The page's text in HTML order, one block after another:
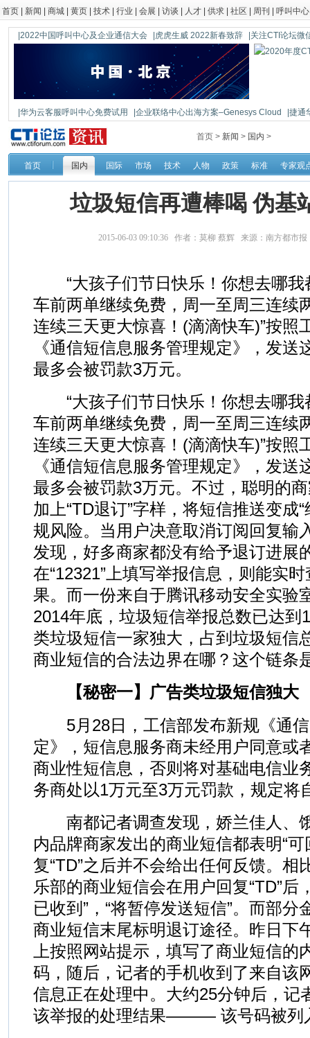
首页 新闻 商城 黄页 技术 行业 会展 访谈 人才 供求 社区 周刊 呼叫中心
|2022中国呼叫中心及企业通信大会 |虎虎生威 2022新春致辞 |关注CTI论坛微
|华为云客服呼叫中心免费试用 |企业联络中心出海方案–Genesys Cloud
|捷通
|鼎信通达新一代语音网关DAG1000-4S
首页 > 新闻 > 国内 >
首页 国内 国际 市场 技术 人物 政策 标准 专家观
垃圾短信再遭棒喝 伪基
2015-06-03 09:10:36 作者：莫柳 蔡辉 来源：南方都市
“大孩子们节日快乐！你想去哪我
车前两单继续免费，周一至周三连续
连续三天更大惊喜！(滴滴快车)”按照
《通信短信息服务管理规定》，发送
最多会被罚款3万元。
“大孩子们节日快乐！你想去哪我
车前两单继续免费，周一至周三连续
连续三天更大惊喜！(滴滴快车)”按照
《通信短信息服务管理规定》，发送
最多会被罚款3万元。不过，聪明的
加上“TD退订”字样，将短信推送变成
规风险。当用户决意取消订阅回复输
发现，好多商家都没有给予退订进展
在“12321”上填写举报信息，则能实
果。而一份来自于腾讯移动安全实验
2014年底，垃圾短信举报总数已达到
类垃圾短信一家独大，占到垃圾短信
商业短信的合法边界在哪？这个链条
【秘密一】广告类垃圾短信独大
5月28日，工信部发布新规《通信
定》，短信息服务商未经用户同意或
商业性短信息，否则将对基础电信业
务商处以1万元至3万元罚款，规定将
南都记者调查发现，娇兰佳人、
内品牌商家发出的商业短信都表明“
复“TD”之后并不会给出任何反馈。相
乐部的商业短信会在用户回复“TD”后
已收到”，“将暂停发送短信”。而部
商业短信末尾标明退订途径。昨日下
上按照网站提示，填写了商业短信的
码，随后，记者的手机收到了来自该
信息正在处理中。大约25分钟后，记
该举报的处理结果——— 该号码被列